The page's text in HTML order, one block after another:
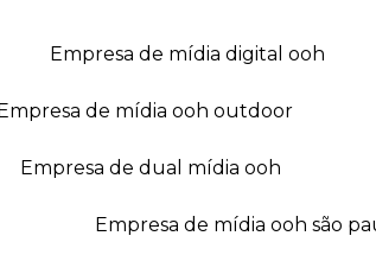
empresa de mídia digital ooh
empresa de mídia ooh outdoor
empresa de dual mídia ooh
empresa de mídia ooh são